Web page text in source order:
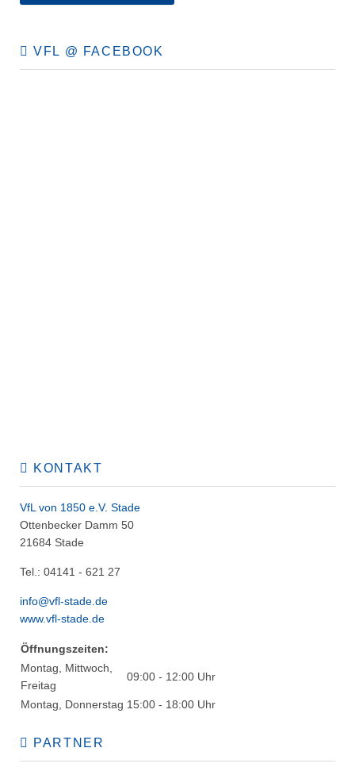
VFL @ FACEBOOK
KONTAKT
VfL von 1850 e.V. Stade
Ottenbecker Damm 50
21684 Stade
Tel.: 04141 - 621 27
info@vfl-stade.de
www.vfl-stade.de
Öffnungszeiten:
Montag, Mittwoch,
Freitag
09:00 - 12:00 Uhr
Montag, Donnerstag 15:00 - 18:00 Uhr
PARTNER